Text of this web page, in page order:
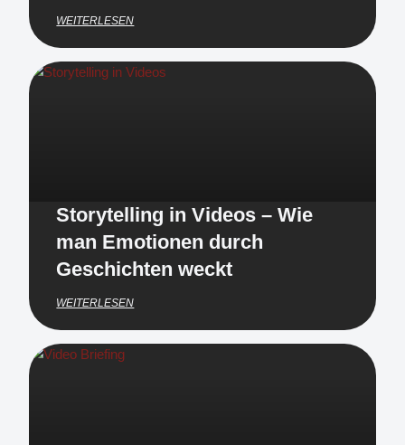
WEITERLESEN
Storytelling in Videos – Wie
man Emotionen durch
Geschichten weckt
WEITERLESEN